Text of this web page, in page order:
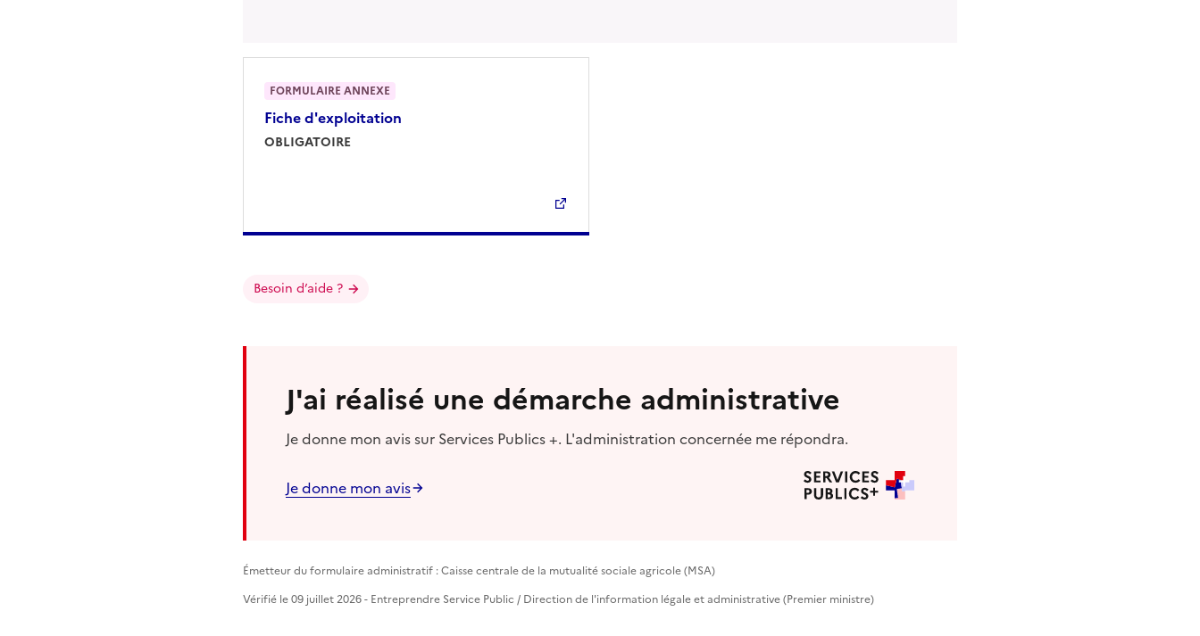
Fiche d'exploitation
OBLIGATOIRE
FORMULAIRE ANNEXE
Besoin d’aide ?
J'ai réalisé une démarche administrative
Je donne mon avis sur Services Publics +. L'administration concernée me répondra.
Je donne mon avis
Émetteur du formulaire administratif : Caisse centrale de la mutualité sociale agricole (MSA)
Vérifié le 09 juillet 2026 - Entreprendre Service Public / Direction de l'information légale et administrative (Premier ministre)